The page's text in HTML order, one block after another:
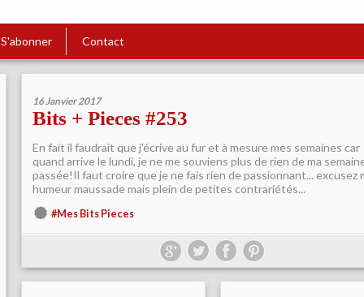
S'abonner Contact
16 Janvier 2017
Bits + Pieces #253
En fait il faudrait que j'écrive au fur et à mesure mes semaines car
quand arrive le lundi, je ne me souviens plus de rien de ma
passée!Il faut croire que je ne fais rien de passionnant... excusez
humeur maussade mais plein de petites contrariétés...
#Mes Bits Pieces